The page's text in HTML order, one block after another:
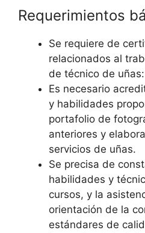
Requerimientos
Se requiere de
relacionados al
de técnico de
Es necesario
y habilidades
portafolio de
anteriores y
servicios de uñas.
Se precisa de
habilidades y
cursos, y la
orientación de la
estándares de